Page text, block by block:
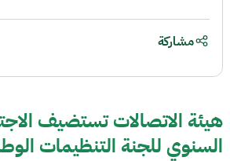
هيئة الاتصالات تستضيف
السنوي للجنة التنظيمات
مشاركة